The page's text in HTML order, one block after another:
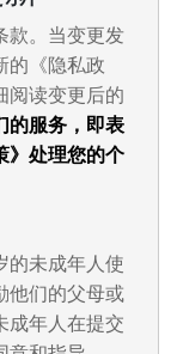
款。当变更发
的《隐私政
阅读变更后的
的服务，即表
》处理您的个
的未成年人使
他们的父母或
成年人在提交